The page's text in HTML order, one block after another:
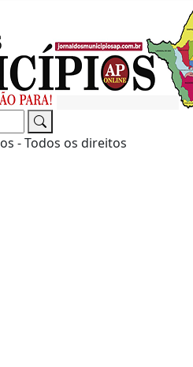
- Todos os direitos